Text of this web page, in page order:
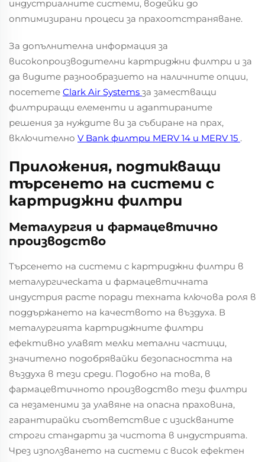
индустриалните системи, водейки до
оптимизирани процеси за прахоотстраняване.
За допълнителна информация за
високопроизводителни картриджни филтри и за
да видите разнообразието на наличните опции,
посетете Clark Air Systems за заместващи
филтриращи елементи и адаптираните
решения за нуждите ви за събиране на прах,
включително V Bank филтри MERV 14 и MERV 15 .
Приложения, подтикващи
търсенето на системи с
картриджни филтри
Металургия и фармацевтично
производство
Търсенето на системи с картриджни филтри в
металургическата и фармацевтичната
индустрия расте поради техната ключова роля в
поддържането на качеството на въздуха. В
металургията картриджните филтри
ефективно улавят мелки метални частици,
значително подобрявайки безопасността на
въздуха в тези среди. Подобно на това, в
фармацевтичното производство тези филтри
са незаменими за улавяне на опасна праховина,
гарантирайки съответствие с изискваните
строги стандарти за чистота в индустрията.
Чрез използването на системи с висок ефектен